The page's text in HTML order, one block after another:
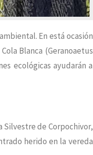
En está ocasión
Blanca (Geranoaetus
ecológicas ayudarán a
Silvestre de Corpochivor,
herido en la vereda